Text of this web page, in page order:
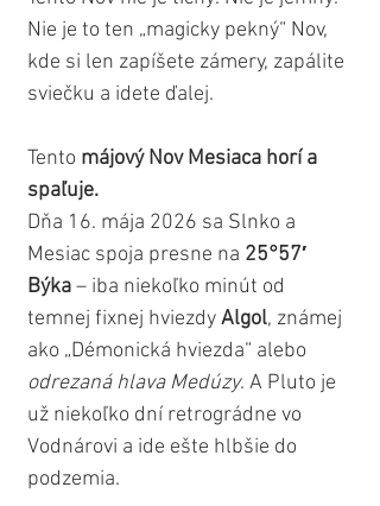
Nie je to ten „magicky pekný“ Nov,
kde si len zapíšete zámery, zapálite
sviečku a idete ďalej.
Tento májový Nov Mesiaca horí a
spaľuje.
Dňa 16. mája 2026 sa Slnko a
Mesiac spoja presne na 25°57′
Býka – iba niekoľko minút od
temnej fixnej hviezdy Algol, známej
ako „Démonická hviezda“ alebo
odrezaná hlava Medúzy. A Pluto je
už niekoľko dní retrográdne vo
Vodnárovi a ide ešte hlbšie do
podzemia.